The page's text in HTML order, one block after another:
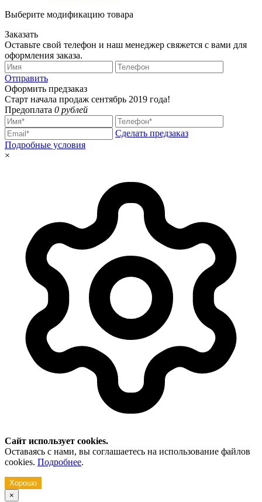
Выберите модификацию товара
Заказать
Оставьте свой телефон и наш менеджер свяжется с вами для
оформления заказа.
Отправить
Оформить предзаказ
Старт начала продаж сентябрь 2019 года!
Предоплата 0 рублей
Сделать предзаказ
Подробные условия
×
Сайт использует cookies.
Оставаясь с нами, вы соглашаетесь на использование файлов
cookies. Подробнее.
Хорошо
×